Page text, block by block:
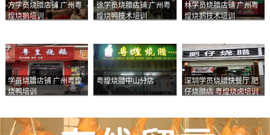
方学员烧腊店铺 广州粤
煌烧鹅培训
徐学员烧腊店铺 广州粤
煌烧鸭技术培训
林学员烧腊店铺 广州粤
煌烧鹅技术培训
学员烧腊店铺 广州粤煌
烧鸭培训
粤煌烧腊中山分店
深圳学员烧腊快餐厅 肥
仔烧腊店 粤煌烧卤培训